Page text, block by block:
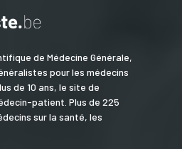
de Médecine Générale,
pour les médecins
de 10 ans, le site de
patient. Plus de 225
sur la santé, les